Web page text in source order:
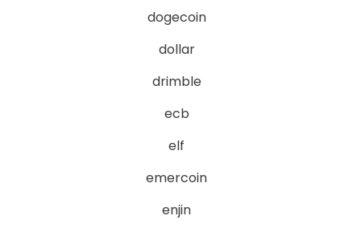
dogecoin
dollar
drimble
ecb
elf
emercoin
enjin